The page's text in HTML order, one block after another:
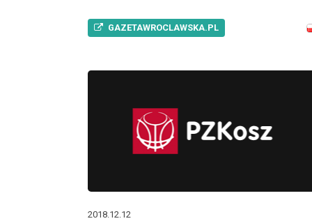
GAZETAWROCLAWSKA.PL
2018.12.12